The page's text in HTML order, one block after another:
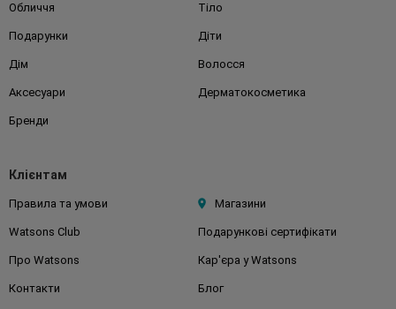
Обличчя Тіло
Подарунки Діти
Дім Волосся
Аксесуари Дерматокосметика
Бренди
Клієнтам
Правила та умови Магазини
Watsons Club Подарункові сертифікати
Про Watsons Кар'єра у Watsons
Контакти Блог